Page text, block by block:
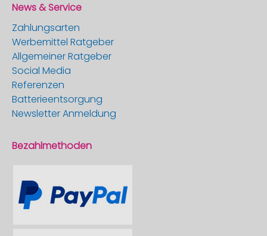
News & Service
Zahlungsarten
Werbemittel Ratgeber
Allgemeiner Ratgeber
Social Media
Referenzen
Batterieentsorgung
Newsletter Anmeldung
Bezahlmethoden